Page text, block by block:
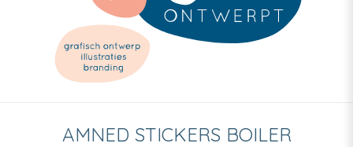
AMNED STICKERS BOILER